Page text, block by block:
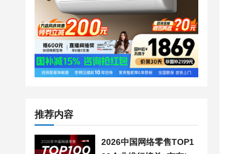
推荐内容
2026中国网络零售TOP1